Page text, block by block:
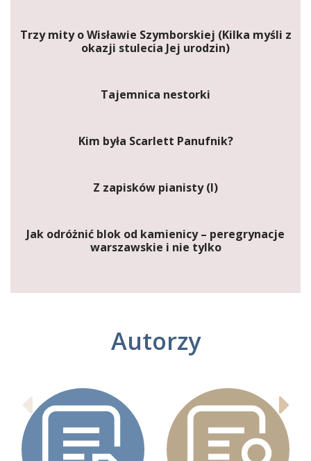
Trzy mity o Wisławie Szymborskiej (Kilka myśli z
okazji stulecia Jej urodzin)
Tajemnica nestorki
Kim była Scarlett Panufnik?
Z zapisków pianisty (I)
Jak odróżnić blok od kamienicy – peregrynacje
warszawskie i nie tylko
Autorzy